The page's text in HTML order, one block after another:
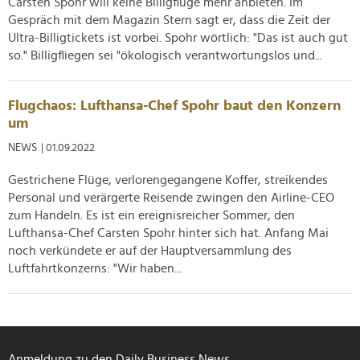
Verwendung unserer Website an unsere Partner für
soziale Medien, Werbung und Analysen weiter. Unsere
Partner führen diese Informationen möglicherweise mit
gesammelt haben.
Gespräch mit dem Magazin Stern sagt er, dass die Zeit der
Ultra-Billigtickets ist vorbei. Spohr wörtlich: "Das ist auch gut
so." Billigfliegen sei "ökologisch verantwortungslos und...
Flugchaos: Lufthansa-Chef Spohr baut den Konzern
um
NEWS | 01.09.2022
Gestrichene Flüge, verlorengegangene Koffer, streikendes
Personal und verärgerte Reisende zwingen den Airline-CEO
zum Handeln. Es ist ein ereignisreicher Sommer, den
Lufthansa-Chef Carsten Spohr hinter sich hat. Anfang Mai
noch verkündete er auf der Hauptversammlung des
Luftfahrtkonzerns: "Wir haben...